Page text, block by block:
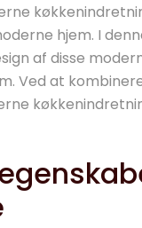
hjem. I
af disse
Ved at